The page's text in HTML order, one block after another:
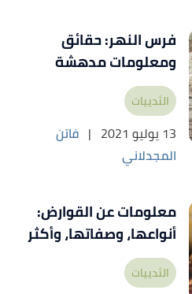
فرس النهر: حقائق
ومعلومات مدهشة
الثدييات
13 يوليو 2021 | فاتن
المجدلاني
معلومات عن القوارض:
أنواعها، وصفاتها، وأكثر
الثدييات